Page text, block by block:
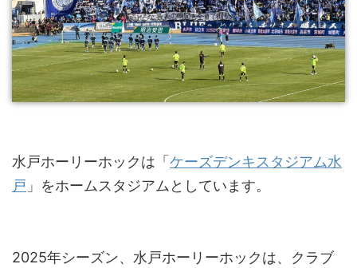
水戸ホーリーホックは「 ケーズデンキスタジアム水
戸 」をホームスタジアムとしています。
2025年シーズン、水戸ホーリーホックは、クラブ